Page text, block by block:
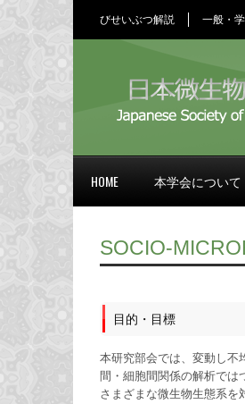
びせいぶつ解説 一般・
HOME 本学会について
SOCIO-
目的・目標
本研究部会では、変動し不
間・細胞間関係の解析では
さまざまな微生物生態系を